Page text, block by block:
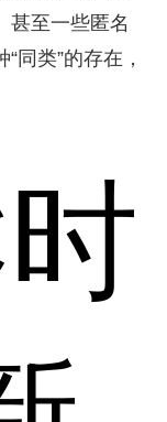
甚至一些匿名
同类”的存在，